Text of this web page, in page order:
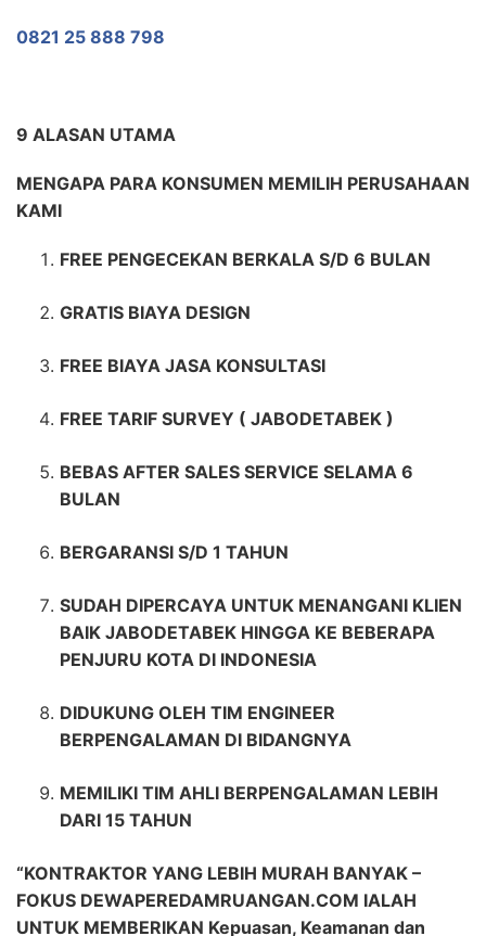
0821 25 888 798
9 ALASAN UTAMA
MENGAPA PARA KONSUMEN MEMILIH PERUSAHAAN
KAMI
FREE PENGECEKAN BERKALA S/D 6 BULAN
GRATIS BIAYA DESIGN
FREE BIAYA JASA KONSULTASI
FREE TARIF SURVEY ( JABODETABEK )
BEBAS AFTER SALES SERVICE SELAMA 6
BULAN
BERGARANSI S/D 1 TAHUN
SUDAH DIPERCAYA UNTUK MENANGANI KLIEN
BAIK JABODETABEK HINGGA KE BEBERAPA
PENJURU KOTA DI INDONESIA
DIDUKUNG OLEH TIM ENGINEER
BERPENGALAMAN DI BIDANGNYA
MEMILIKI TIM AHLI BERPENGALAMAN LEBIH
DARI 15 TAHUN
“KONTRAKTOR YANG LEBIH MURAH BANYAK –
FOKUS DEWAPEREDAMRUANGAN.COM IALAH
UNTUK MEMBERIKAN Kepuasan, Keamanan dan